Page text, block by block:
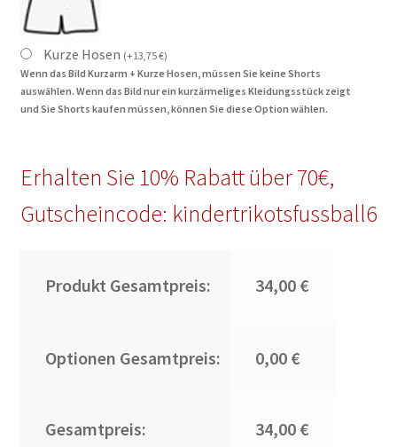
Kurze Hosen (+13,75€)
Wenn das Bild Kurzarm + Kurze Hosen, müssen Sie keine Shorts
auswählen. Wenn das Bild nur ein kurzärmeliges Kleidungsstück zeigt
und Sie Shorts kaufen müssen, können Sie diese Option wählen.
Erhalten Sie 10% Rabatt über 70€,
Gutscheincode: kindertrikotsfussball6
Produkt Gesamtpreis: 34,00 €
Optionen Gesamtpreis: 0,00 €
Gesamtpreis: 34,00 €